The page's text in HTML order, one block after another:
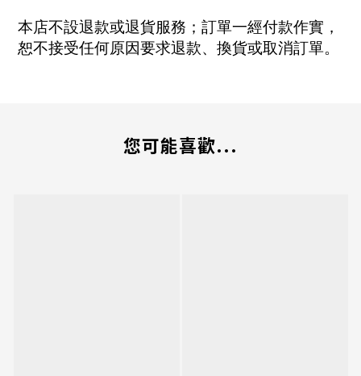
本店不設退款或退貨服務；訂單一經付款作實，
恕不接受任何原因要求退款、換貨或取消訂單。
您可能喜歡...